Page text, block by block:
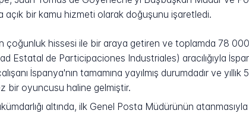
bir kamu hizmeti olarak doğuşunu işaretledi.
çoğunluk hissesi ile bir araya getiren ve toplamda 78
Estatal de Participaciones Industriales) aracılığıyla
İspanya'nın tamamına yayılmış durumdadır ve
bir oyuncusu haline gelmiştir.
altında, ilk Genel Posta Müdürünün atanmasıyla